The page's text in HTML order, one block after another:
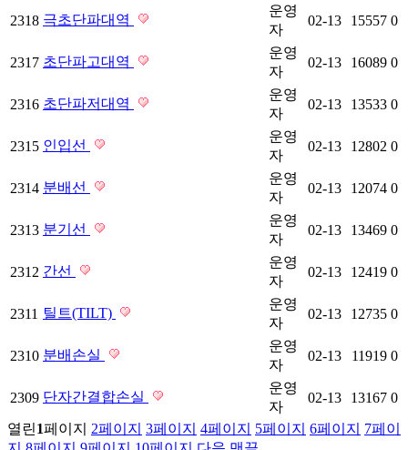
2318 극초단파대역
운영
자
02-13 15557 0
2317 초단파고대역
운영
자
02-13 16089 0
2316 초단파저대역
운영
자
02-13 13533 0
2315 인입선
운영
자
02-13 12802 0
2314 분배선
운영
자
02-13 12074 0
2313 분기선
운영
자
02-13 13469 0
2312 간선
운영
자
02-13 12419 0
2311 틸트(TILT)
운영
자
02-13 12735 0
2310 분배손실
운영
자
02-13 11919 0
2309 단자간결합손실
운영
자
02-13 13167 0
열린1페이지 2페이지 3페이지 4페이지 5페이지 6페이지 7페이